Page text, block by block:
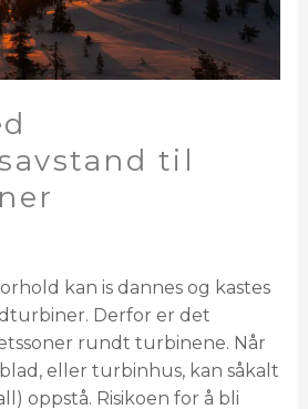
til
kan is dannes og kastes
Derfor er det
rundt turbinene. Når
eller turbinhus, kan såkalt
oppstå. Risikoen for å bli